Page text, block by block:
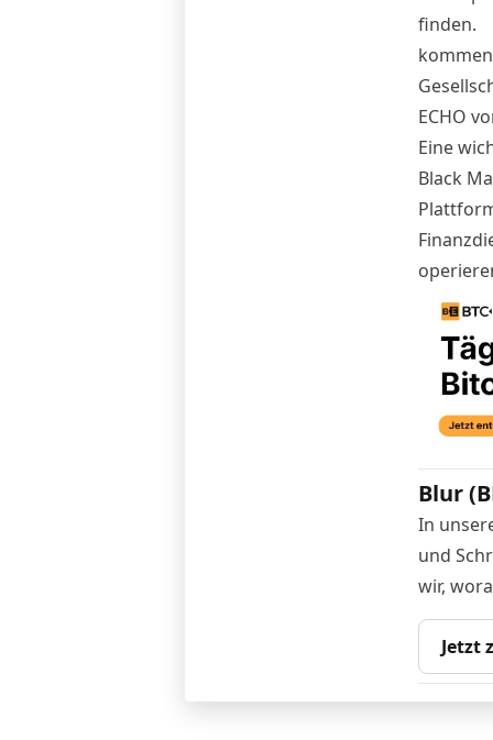
finden.
ECHO
Eine
Black
Blur
In
und
wir,
Jetzt